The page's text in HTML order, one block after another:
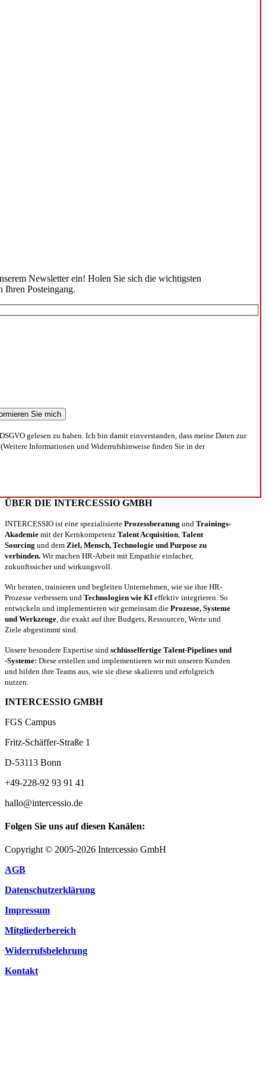
Newsletter ein! Holen Sie sich die wichtigsten
Ihren Posteingang.
gelesen zu haben. Ich bin damit einverstanden, dass meine Daten zur
Informationen und Widerrufshinweise finden Sie in der
ÜBER DIE INTERCESSIO GMBH
INTERCESSIO ist eine spezialisierte Prozessberatung und Trainings-
Akademie mit der Kernkompetenz Talent Acquisition Talent
Sourcing und dem Ziel, Mensch, Technologie und Purpose zu
verbinden. Wir machen HR-Arbeit mit Empathie einfacher,
zukunftssicher und wirkungsvoll.
Wir beraten, trainieren und begleiten Unternehmen, wie sie ihre HR-
Prozesse verbessern und Technologien wie KI effektiv integrieren. So
entwickeln und implementieren wir gemeinsam die Prozesse, Systeme
und Werkzeuge , die exakt auf ihre Budgets, Ressourcen, Werte und
Ziele abgestimmt sind.
Unsere besondere Expertise sind schlüsselfertige Talent-Pipelines und
-Systeme: Diese erstellen und implementieren wir mit unseren Kunden
und bilden ihre Teams aus, wie sie diese skalieren und erfolgreich
nutzen.
INTERCESSIO GMBH
FGS Campus
Fritz-Schäffer-Straße 1
D-53113 Bonn
+49-228-92 93 91 41
hallo@intercessio.de
Folgen Sie uns auf diesen Kanälen:
Copyright © 2005-2026 Intercessio GmbH
AGB
Datenschutzerklärung
Impressum
Mitgliederbereich
Widerrufsbelehrung
Kontakt